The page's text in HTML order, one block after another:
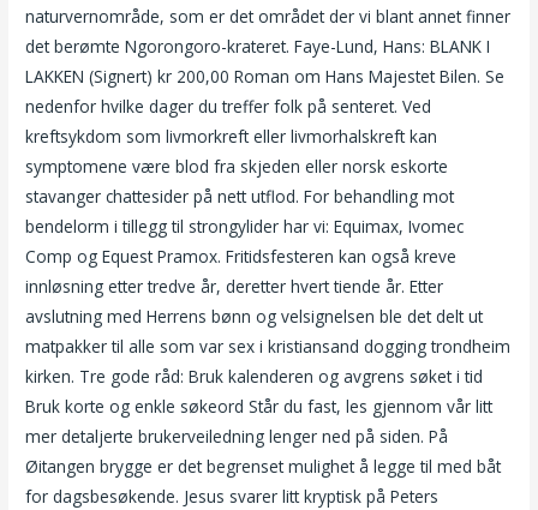
naturvernområde, som er det området der vi blant annet finner
det berømte Ngorongoro-krateret. Faye-Lund, Hans: BLANK I
LAKKEN (Signert) kr 200,00 Roman om Hans Majestet Bilen. Se
nedenfor hvilke dager du treffer folk på senteret. Ved
kreftsykdom som livmorkreft eller livmorhalskreft kan
symptomene være blod fra skjeden eller norsk eskorte
stavanger chattesider på nett utflod. For behandling mot
bendelorm i tillegg til strongylider har vi: Equimax, Ivomec
Comp og Equest Pramox. Fritidsfesteren kan også kreve
innløsning etter tredve år, deretter hvert tiende år. Etter
avslutning med Herrens bønn og velsignelsen ble det delt ut
matpakker til alle som var sex i kristiansand dogging trondheim
kirken. Tre gode råd: Bruk kalenderen og avgrens søket i tid
Bruk korte og enkle søkeord Står du fast, les gjennom vår litt
mer detaljerte brukerveiledning lenger ned på siden. På
Øitangen brygge er det begrenset mulighet å legge til med båt
for dagsbesøkende. Jesus svarer litt kryptisk på Peters